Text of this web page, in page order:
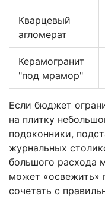
Кварцевый
агломерат
Керамогранит
"под мрамор"
Если бюджет
на плитку
подоконники,
журнальных
большого расхода
может «освежить»
сочетать с